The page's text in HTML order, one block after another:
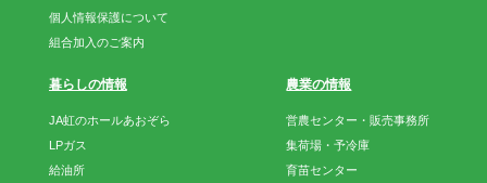
個人情報保護について
組合加入のご案内
暮らしの情報
JA虹のホールあおぞら
LPガス
給油所
農業の情報
営農センター・販売事務所
集荷場・予冷庫
育苗センター